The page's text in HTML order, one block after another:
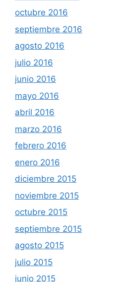
octubre 2016
septiembre 2016
agosto 2016
julio 2016
junio 2016
mayo 2016
abril 2016
marzo 2016
febrero 2016
enero 2016
diciembre 2015
noviembre 2015
octubre 2015
septiembre 2015
agosto 2015
julio 2015
junio 2015